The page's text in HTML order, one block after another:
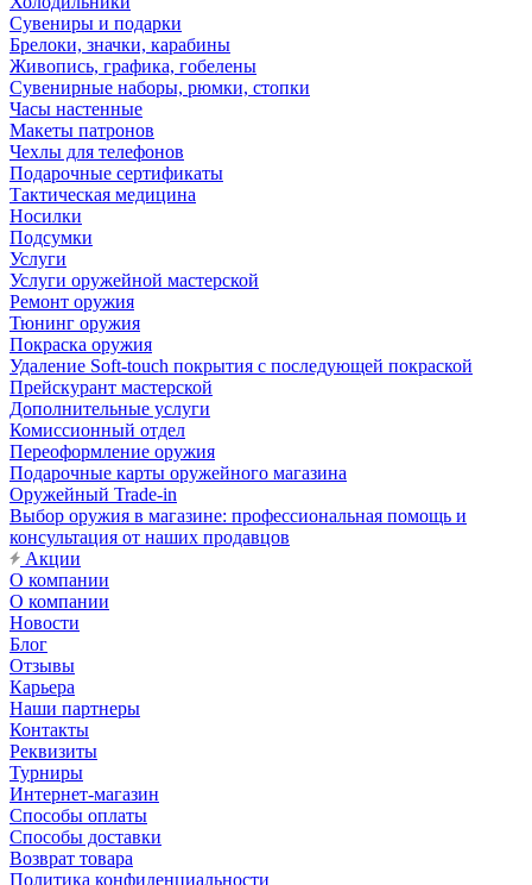
Сувениры и подарки
Брелоки, значки, карабины
Живопись, графика, гобелены
Сувенирные наборы, рюмки, стопки
Часы настенные
Макеты патронов
Чехлы для телефонов
Подарочные сертификаты
Тактическая медицина
Носилки
Подсумки
Услуги
Услуги оружейной мастерской
Ремонт оружия
Тюнинг оружия
Покраска оружия
Удаление Soft-touch покрытия с последующей покраской
Прейскурант мастерской
Дополнительные услуги
Комиссионный отдел
Переоформление оружия
Подарочные карты оружейного магазина
Оружейный Trade-in
Выбор оружия в магазине: профессиональная помощь и
консультация от наших продавцов
Акции
О компании
О компании
Новости
Блог
Отзывы
Карьера
Наши партнеры
Контакты
Реквизиты
Турниры
Интернет-магазин
Способы оплаты
Способы доставки
Возврат товара
Политика конфиденциальности